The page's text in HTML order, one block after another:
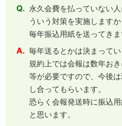
Q. 永久会費を払っていない
ういう対策を実施しますか
毎年振込用紙を送ってきま
A. 毎年送るとかは決まってい
規約上では会報は数年お
等が必要ですので、今後
し合ってもらいます。
恐らく会報発送時に振込
と思います。